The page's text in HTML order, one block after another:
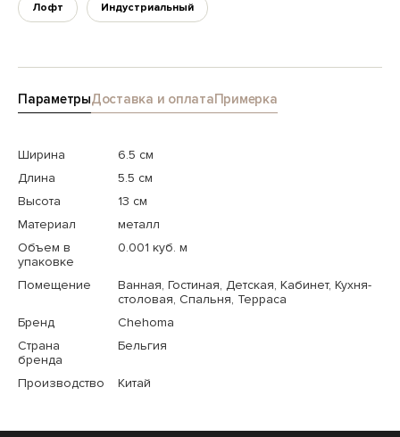
Лофт Индустриальный
ПараметрыДоставка и оплатаПримерка
Ширина
6.5 см
Длина
5.5 см
Высота
13 см
Материал
металл
Объем в
упаковке
0.001 куб. м
Помещение
Ванная, Гостиная, Детская, Кабинет, Кухня-
столовая, Спальня, Терраса
Бренд
Chehoma
Страна
бренда
Бельгия
Производство Китай